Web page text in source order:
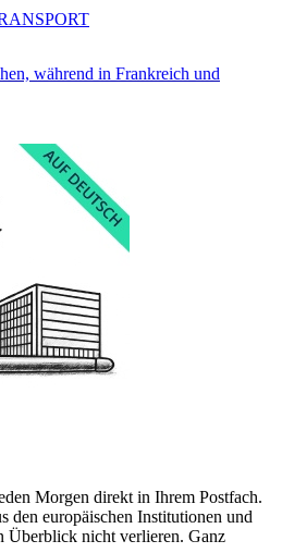
während in Frankreich und
Morgen direkt in Ihrem Postfach.
den europäischen Institutionen und
Überblick nicht verlieren. Ganz